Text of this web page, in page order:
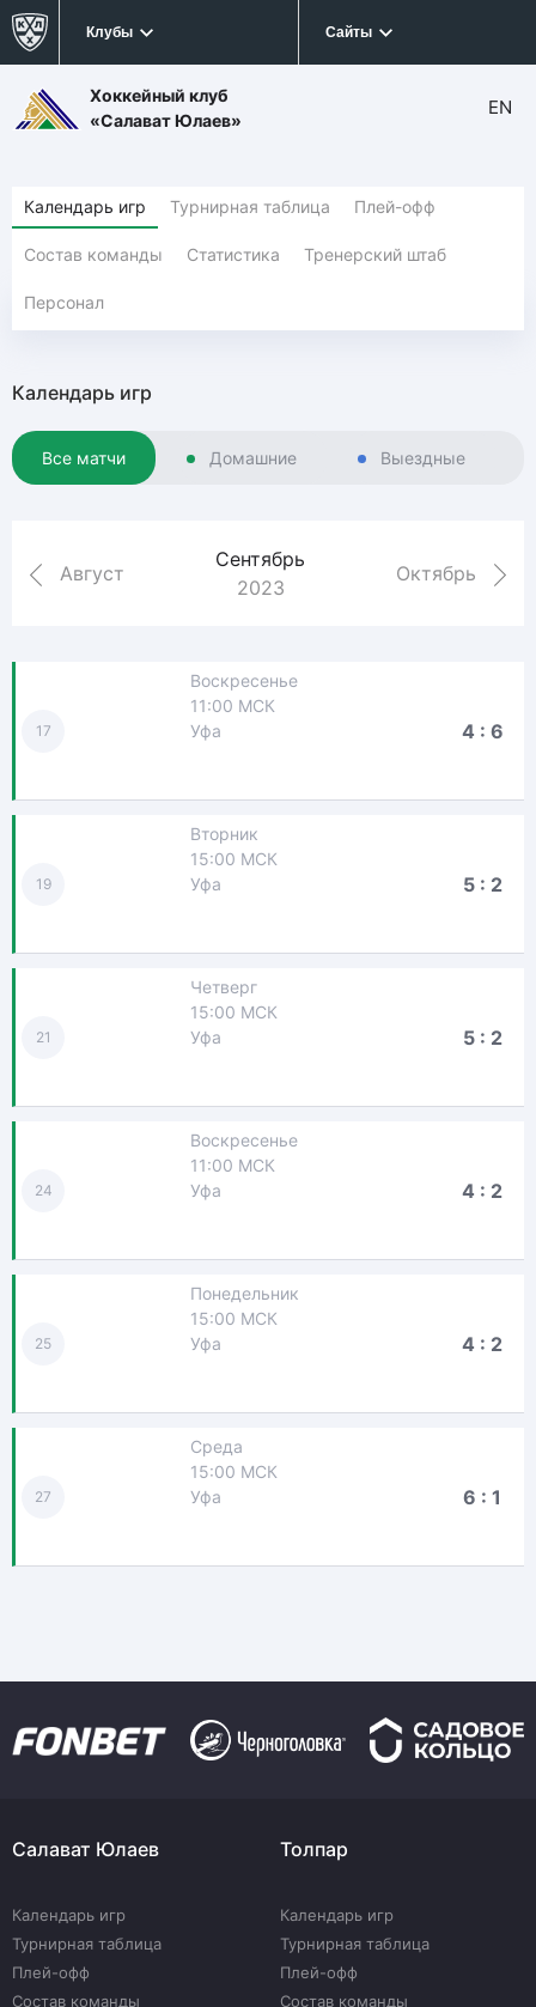
Клубы Сайты
Хоккейный клуб
«Салават Юлаев»
EN
Календарь игр Турнирная таблица Плей-офф
Состав команды Статистика Тренерский штаб
Персонал
Календарь игр
Все матчи Домашние Выездные
Август
Сентябрь
2023
Октябрь
17
Воскресенье
11:00 МСК
Уфа
4 : 6
19
Вторник
15:00 МСК
Уфа
5 : 2
21
Четверг
15:00 МСК
Уфа
5 : 2
24
Воскресенье
11:00 МСК
Уфа
4 : 2
25
Понедельник
15:00 МСК
Уфа
4 : 2
27
Среда
15:00 МСК
Уфа
6 : 1
Салават Юлаев
Календарь игр
Турнирная таблица
Плей-офф
Состав команды
Толпар
Календарь игр
Турнирная таблица
Плей-офф
Состав команды